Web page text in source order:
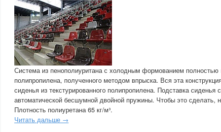
Система из пенополиуритана с холодным формованием полностью
полипропилена, полученного методом впрыска. Вся эта
сиденья из текстурированного полипропилена. Подставка
автоматической бесшумной двойной пружины. Чтобы это сделать,
Плотность полиуретана 65 кг/м³.
Читать дальше →